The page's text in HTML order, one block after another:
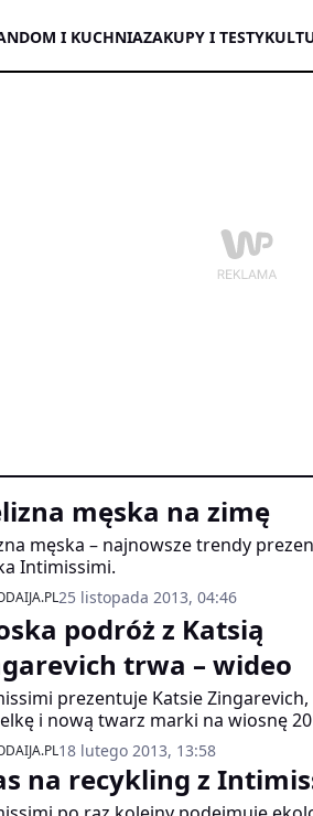
DOM I KUCHNIAZAKUPY I TESTY
męska na zimę
męska – najnowsze trendy
Intimissimi.
25 listopada 2013, 04:46
podróż z Katsią
trwa – wideo
prezentuje Katsie Zingarevich,
i nową twarz marki na wiosnę
sesja zdjęciowa autorstwa
odbyła się w miejscowościach
położonych na półwyspie
Włoch. Zdjęcia do kampanii
18 lutego 2013, 13:58
na recykling z